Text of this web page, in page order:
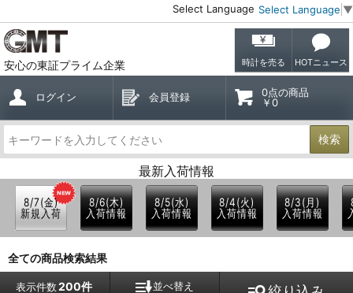
Select Language Select Language ▼
安心の東証プライム企業 時計を売る HOTニュース
ログイン 会員登録
0点の商品
￥0
検索
最新入荷情報
8/7(金)
新規入荷
8/6(木)
入荷情報
8/5(水)
入荷情報
8/4(火)
入荷情報
8/3(月)
入荷情報
全ての商品検索結果
表示件数200件 並べ替え